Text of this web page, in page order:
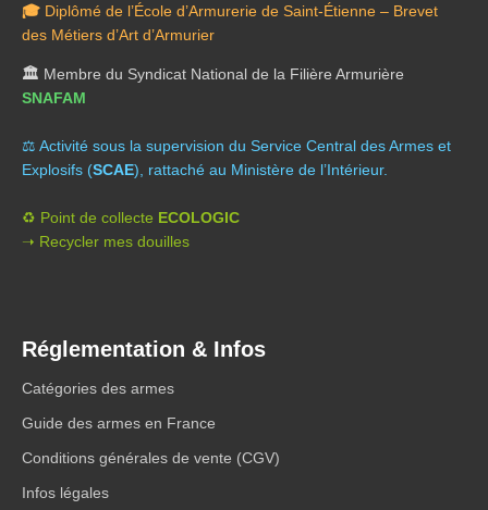
🎓 Diplômé de l’École d’Armurerie de Saint-Étienne – Brevet
des Métiers d’Art d’Armurier
🏛️ Membre du Syndicat National de la Filière Armurière
SNAFAM
⚖️ Activité sous la supervision du Service Central des Armes et
Explosifs (SCAE), rattaché au Ministère de l’Intérieur.
♻️ Point de collecte ECOLOGIC
➝ Recycler mes douilles
Réglementation & Infos
Catégories des armes
Guide des armes en France
Conditions générales de vente (CGV)
Infos légales